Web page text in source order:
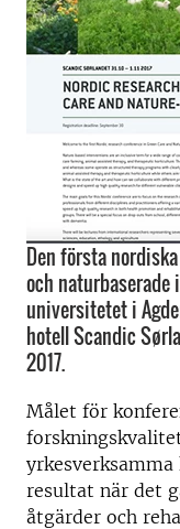
Den första
och naturbaserade
universitetet i
hotell Scandic
2017.
Målet för
yrkesverksamma
resultat när det
åtgärder och